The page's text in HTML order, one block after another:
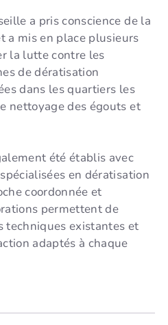
a pris conscience de la
a mis en place plusieurs
la lutte contre les
de dératisation
dans les quartiers les
nettoyage des égouts et
été établis avec
en dératisation
coordonnée et
permettent de
techniques existantes et
adaptés à chaque